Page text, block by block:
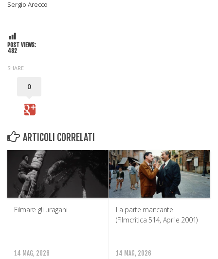
Sergio Arecco
POST VIEWS:
482
SHARE
0
ARTICOLI CORRELATI
Filmare gli uragani
14 MAG, 2026
La parte mancante
(Filmcritica 514, Aprile 2001)
14 MAG, 2026